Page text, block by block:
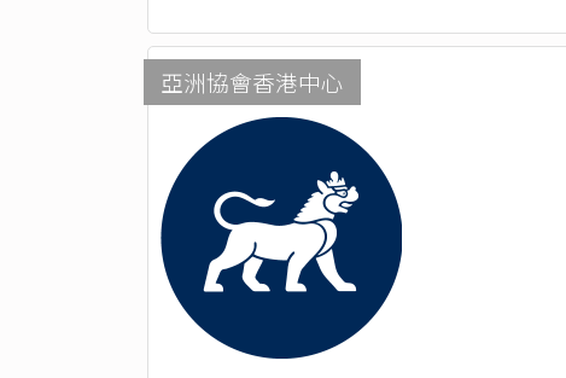
亞洲協會香港中心